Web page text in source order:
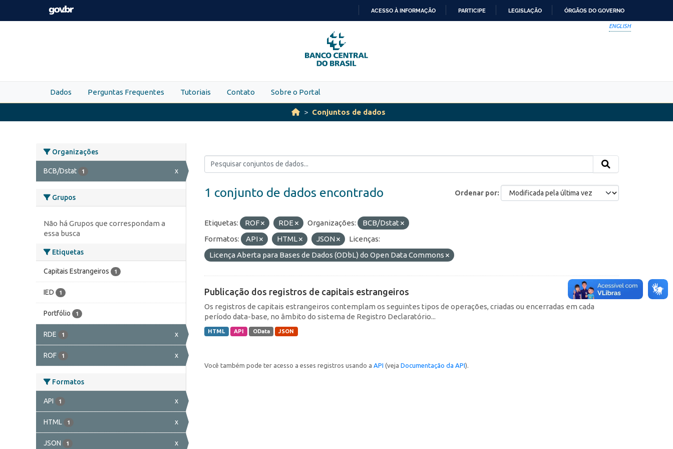
Skip to main content
PARA
O
CONTEÚDO
ACESSO À INFORMAÇÃO PARTICIPE LEGISLAÇÃO ÓRGÃOS DO GOVERNO
ENGLISH
Dados Perguntas Frequentes Tutoriais Contato Sobre o Portal
Conjuntos de dados
Organizações
BCB/Dstat 1 x
Grupos
Não há Grupos que correspondam a
essa busca
Etiquetas
Capitais Estrangeiros 1
IED 1
Portfólio 1
RDE 1 x
ROF 1 x
Formatos
API 1 x
HTML 1 x
JSON 1 x
Ordenar por
1 conjunto de dados encontrado
Etiquetas: ROF RDE Organizações:
BCB/Dstat
Formatos:
API HTML JSON
Licenças:
Licença Aberta para Bases de Dados (ODbL) do Open Data Commons
Publicação dos registros de capitais estrangeiros
Os registros de capitais estrangeiros contemplam os seguintes tipos de operações, criadas ou encerradas em cada
período data-base, no âmbito do sistema de Registro Declaratório...
HTML API OData JSON
Você também pode ter acesso a esses registros usando a API (veja Documentação da API).